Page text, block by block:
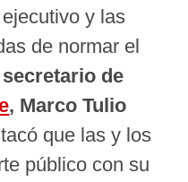
y las
de normar el
secretario de
, Marco Tulio
que las y los
público con su